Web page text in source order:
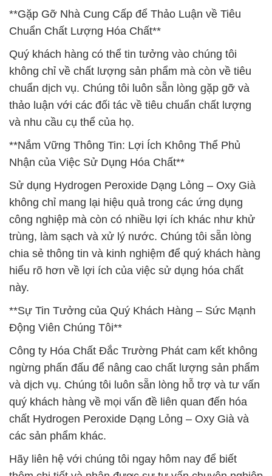
**Gặp Gỡ Nhà Cung Cấp để Thảo Luận về Tiêu
Chuẩn Chất Lượng Hóa Chất**
Quý khách hàng có thể tin tưởng vào chúng tôi
không chỉ về chất lượng sản phẩm mà còn về tiêu
chuẩn dịch vụ. Chúng tôi luôn sẵn lòng gặp gỡ và
thảo luận với các đối tác về tiêu chuẩn chất lượng
và nhu cầu cụ thể của họ.
**Nắm Vững Thông Tin: Lợi Ích Không Thể Phủ
Nhận của Việc Sử Dụng Hóa Chất**
Sử dụng Hydrogen Peroxide Dạng Lỏng – Oxy Già
không chỉ mang lại hiệu quả trong các ứng dụng
công nghiệp mà còn có nhiều lợi ích khác như khử
trùng, làm sạch và xử lý nước. Chúng tôi sẵn lòng
chia sẻ thông tin và kinh nghiệm để quý khách hàng
hiểu rõ hơn về lợi ích của việc sử dụng hóa chất
này.
**Sự Tin Tưởng của Quý Khách Hàng – Sức Mạnh
Động Viên Chúng Tôi**
Công ty Hóa Chất Đắc Trường Phát cam kết không
ngừng phấn đấu để nâng cao chất lượng sản phẩm
và dịch vụ. Chúng tôi luôn sẵn lòng hỗ trợ và tư vấn
quý khách hàng về mọi vấn đề liên quan đến hóa
chất Hydrogen Peroxide Dạng Lỏng – Oxy Già và
các sản phẩm khác.
Hãy liên hệ với chúng tôi ngay hôm nay để biết